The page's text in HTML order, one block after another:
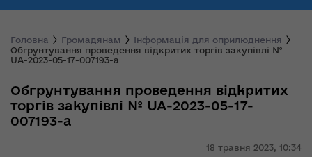
Головна Громадянам
Інформація для оприлюднення
Обгрунтування проведення відкритих торгів закупівлі №
UA-2023-05-17-007193-a
18 травня 2023, 10:34
Обгрунтування проведення відкритих
торгів закупівлі № UA-2023-05-17-
007193-a